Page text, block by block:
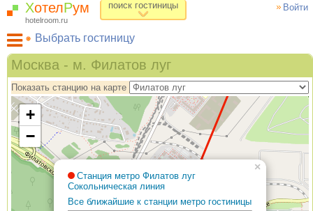
Войти
ХотелРум
hotelroom.ru
поиск гостиницы
Выбрать гостиницу
Гостиницы на карте Москвы
Гостиницы по метро
ХотелРум рекомендует
Москва - м. Филатов луг
Показать станцию на карте
Станция метро Филатов луг
Сокольническая линия
Все ближайшие к станции метро гостиницы
×
+
−